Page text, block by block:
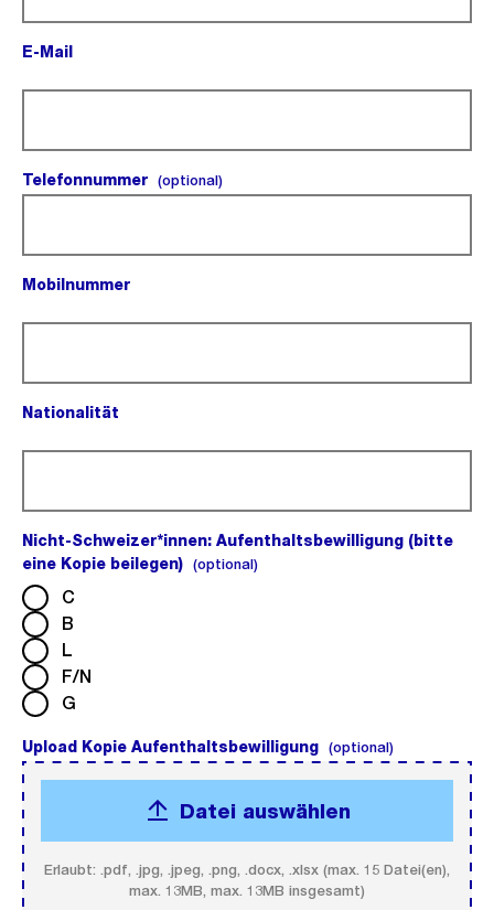
E-Mail
Telefonnummer (optional)(optional).
Mobilnummer
Nationalität
Nicht-Schweizer*innen: Aufenthaltsbewilligung (bitte
eine Kopie beilegen) (optional)(optional).
C
B
L
F/N
G
Upload Kopie Aufenthaltsbewilligung (optional)(optional).
Datei auswählen
Erlaubt: .pdf, .jpg, .jpeg, .png, .docx, .xlsx (max. 15 Datei(en),
max. 13MB, max. 13MB insgesamt)